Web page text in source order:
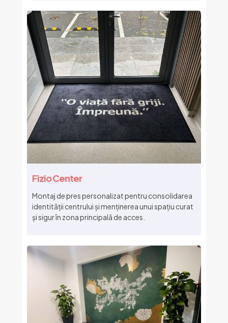
Fizio Center
Montaj de pres personalizat pentru consolidarea
identității centrului și menținerea unui spațiu curat
și sigur în zona principală de acces.